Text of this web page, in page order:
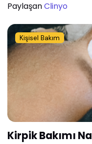
PaylaşanClinyo
Kişisel Bakım
Kirpik Bakımı